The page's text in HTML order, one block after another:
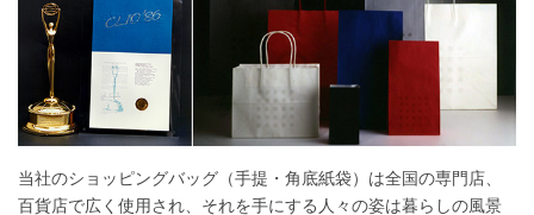
当社のショッピングバッグ（手提・角底紙袋）は全国の専門店、
百貨店で広く使用され、それを手にする人々の姿は暮らしの風景